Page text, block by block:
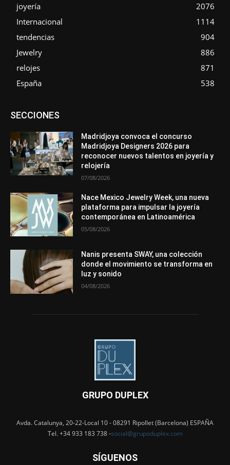
joyería
2076
Internacional
1114
tendencias
904
Jewelry
886
relojes
871
España
538
SECCIONESAsociaciones
Entrevistas
Mundo Técnico
Novedades Opiniones
Perspectiva
Premios
Secciones Sin categoría
Más
Madridjoya convoca el concurso
Madridjoya Designers 2026 para
reconocer nuevos talentos en joyería y
relojería
07/08/2026
Nace Mexico Jewelry Week, una nueva
plataforma para impulsar la joyería
contemporánea en Latinoamérica
05/08/2026
Nanis presenta SWAY, una colección
donde el movimiento se transforma en
luz y sonido
04/08/2026
GRUPO DUPLEX
Avda. Catalunya, 20-22-Local 10 - 08291 Ripollet (Barcelona) ESPAÑA
Tel. +34 933 183 738 -social@grupoduplex.com
SÍGUENOS